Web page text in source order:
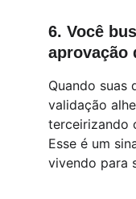
6. Você
aprovação
Quando suas
validação
terceirizando
Esse é um
vivendo para